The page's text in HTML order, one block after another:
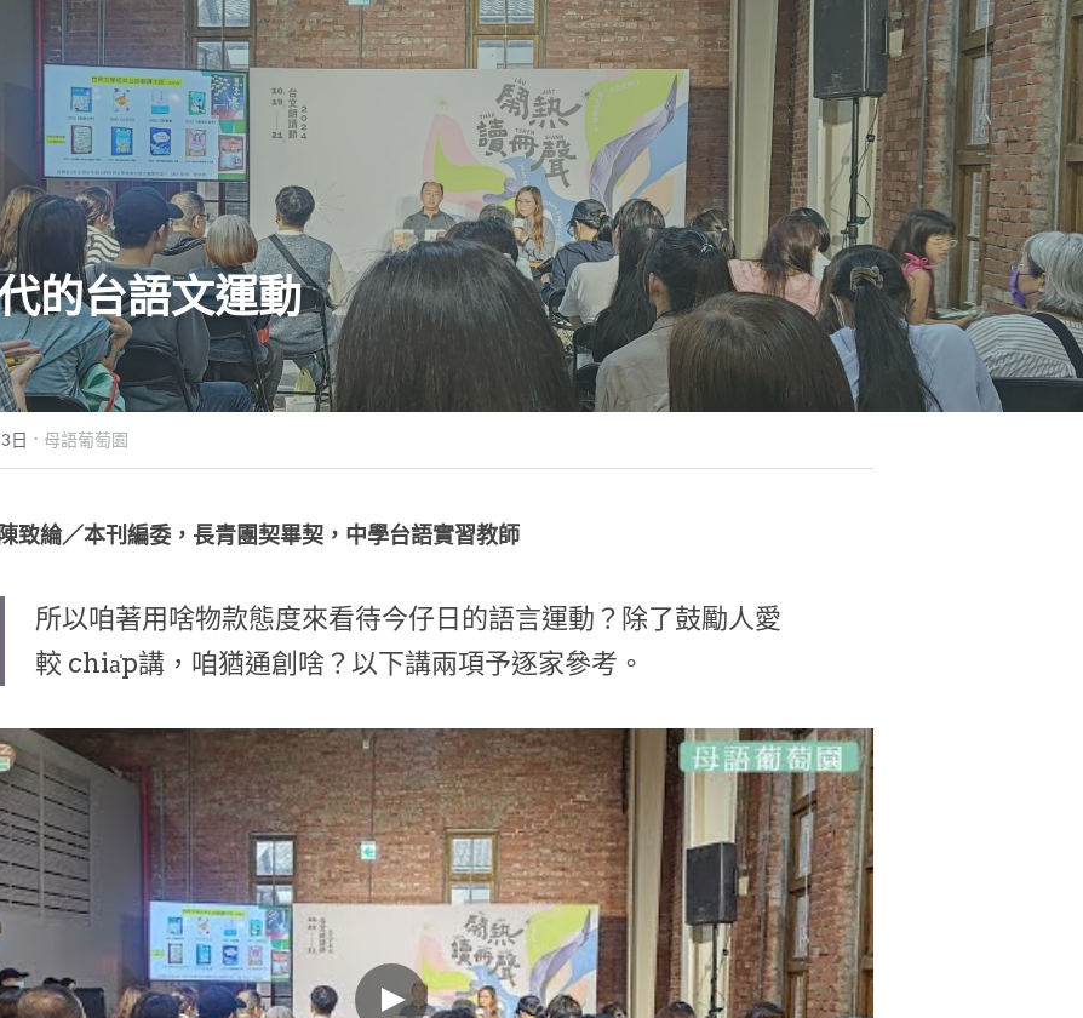
的台語文運動
日 · 母語葡萄園
致綸／本刊編委，長青團契畢契，中學台語實習教師
所以咱著用啥物款態度來看待今仔日的語言運動？除了鼓勵人愛
較 chia̍p講，咱猶通創啥？以下講兩項予逐家參考。